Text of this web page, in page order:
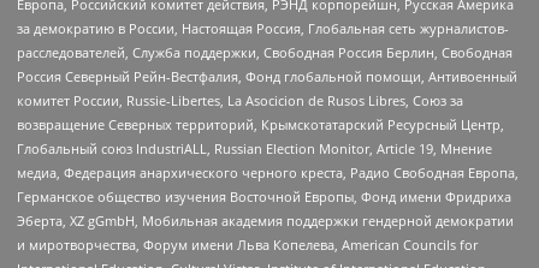
Европа, Российский комитет действия, РЭНД корпорейшн, Русская Америка
за демократию в России, Настоящая Россия, Глобальная сеть журналистов-
расследователей, Служба поддержки, Свободная Россия Берлин, Свободная
Россия Северный Рейн-Вестфалия, Фонд глобальной помощи, Антивоенный
комитет России, Russie-Libertes, La Asocicion de Rusos Libres, Союз за
возвращение Северных территорий, Крымскотатарский Ресурсный Центр,
Глобальный союз IndustriALL, Russian Election Monitor, Article 19, Мнение
медиа, Федерация анархического черного креста, Радио Свободная Европа,
Германское общество изучения Восточной Европы, Фонд имени Фридриха
Эберта, XZ gGmbH, Мобильная академия поддержки гендерной демократии
и миротворчества, Форум имени Льва Копелева, American Councils for